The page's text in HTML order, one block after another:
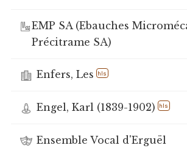
EMP SA (Ebauches
Précitrame SA)
Enfers, Les hls
Engel, Karl (1839-1902) hls
Ensemble Vocal d'Erguël